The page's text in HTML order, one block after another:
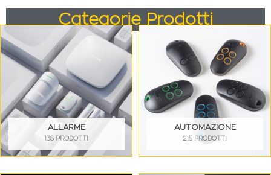
Categorie Prodotti
ALLARME
138 PRODOTTI
AUTOMAZIONE
215 PRODOTTI